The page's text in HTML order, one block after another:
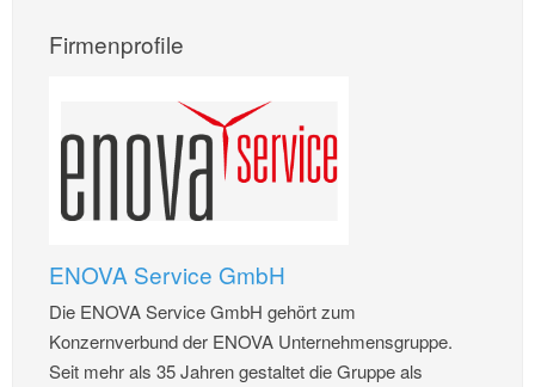
Firmenprofile
ENOVA Service GmbH
Die ENOVA Service GmbH gehört zum
Konzernverbund der ENOVA Unternehmensgruppe.
Seit mehr als 35 Jahren gestaltet die Gruppe als